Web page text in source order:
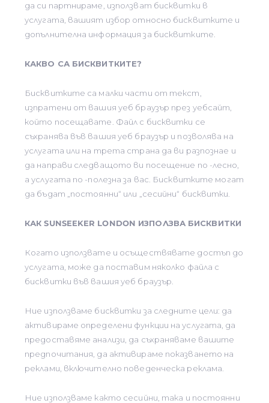
да си партнираме, използват бисквитки в
услугата, вашият избор относно бисквитките и
допълнителна информация за бисквитките.
КАКВО СА БИСКВИТКИТЕ?
Бисквитките са малки части от текст,
изпратени от вашия уеб браузър през уебсайт,
който посещавате. Файл с бисквитки се
съхранява във вашия уеб браузър и позволява на
услугата или на трета страна да ви разпознае и
да направи следващото ви посещение по -лесно,
а услугата по -полезна за вас. Бисквитките могат
да бъдат „постоянни“ или „сесийни“ бисквитки.
КАК SUNSEEKER LONDON ИЗПОЛЗВА БИСКВИТКИ
Когато използвате и осъществявате достъп до
услугата, може да поставим няколко файла с
бисквитки във вашия уеб браузър.
Ние използваме бисквитки за следните цели: да
активираме определени функции на услугата, да
предоставяме анализи, да съхраняваме вашите
предпочитания, да активираме показването на
реклами, включително поведенческа реклама.
Ние използваме както сесийни, така и постоянни